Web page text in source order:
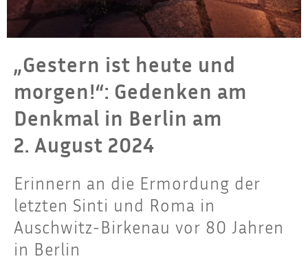
„Gestern ist heute und
morgen!“: Gedenken am
Denkmal in Berlin am
2. August 2024
Erinnern an die Ermordung der
letzten Sinti und Roma in
Auschwitz-Birkenau vor 80 Jahren
in Berlin